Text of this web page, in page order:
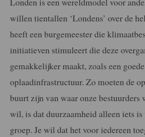
willen tientallen ‘Londens’ over de
heeft een burgemeester die
initiatieven stimuleert die deze
gemakkelijker maakt, zoals een goede
oplaadinfrastructuur. Zo moeten de
buurt zijn van waar onze bestuurders
wil, is dat duurzaamheid alleen iets
groep. Je wil dat het voor iedereen